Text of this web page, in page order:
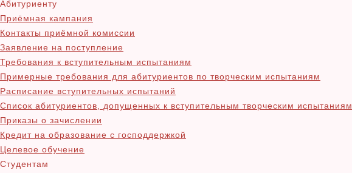
Абитуриенту
Приёмная кампания
Контакты приёмной комиссии
Заявление на поступление
Требования к вступительным испытаниям
Примерные требования для абитуриентов по творческим испытаниям
Расписание вступительных испытаний
Список абитуриентов, допущенных к вступительным творческим испытаниям
Приказы о зачислении
Кредит на образование с господдержкой
Целевое обучение
Студентам